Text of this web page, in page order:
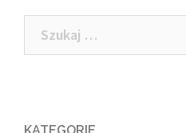
Szukaj:
KATEGORIE